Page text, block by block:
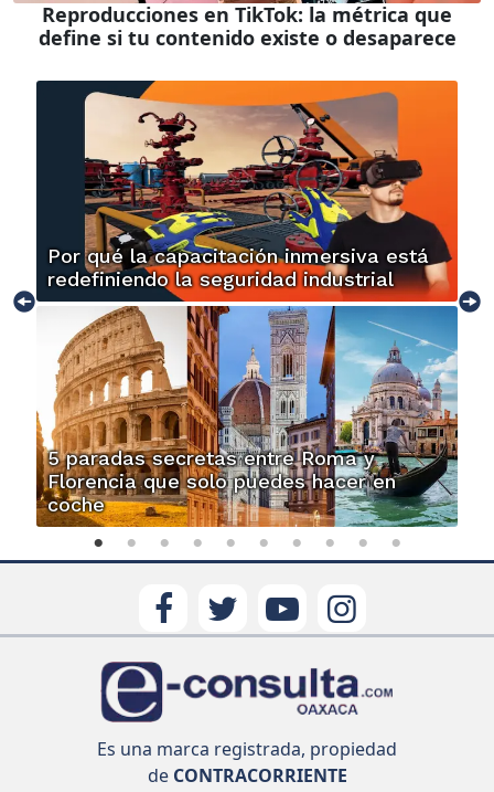
Reproducciones en TikTok: la métrica que
define si tu contenido existe o desaparece
Por qué la capacitación inmersiva está
redefiniendo la seguridad industrial
5 paradas secretas entre Roma y
Florencia que solo puedes hacer en
coche
Es una marca registrada, propiedad
deCONTRACORRIENTE